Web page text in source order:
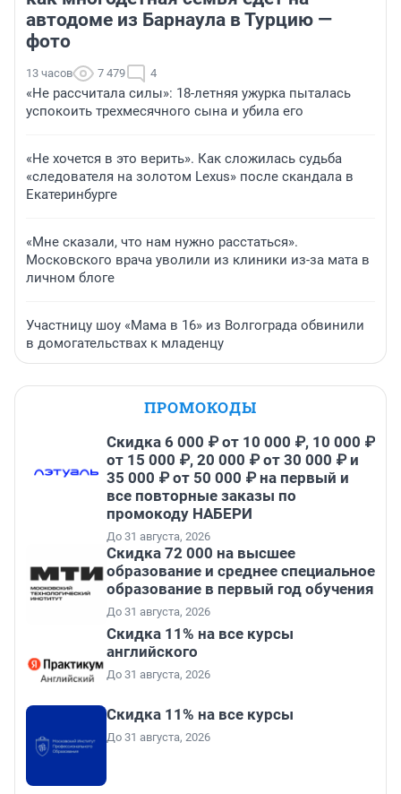
автодоме из Барнаула в Турцию —
фото
13 часов 7 479 4
«Не рассчитала силы»: 18-летняя ужурка пыталась
успокоить трехмесячного сына и убила его
«Не хочется в это верить». Как сложилась судьба
«следователя на золотом Lexus» после скандала в
Екатеринбурге
«Мне сказали, что нам нужно расстаться».
Московского врача уволили из клиники из-за мата в
личном блоге
Участницу шоу «Мама в 16» из Волгограда обвинили
в домогательствах к младенцу
ПРОМОКОДЫ
Скидка 6 000 ₽ от 10 000 ₽, 10 000 ₽
от 15 000 ₽, 20 000 ₽ от 30 000 ₽ и
35 000 ₽ от 50 000 ₽ на первый и
все повторные заказы по
промокоду НАБЕРИ
До 31 августа, 2026
Скидка 72 000 на высшее
образование и среднее специальное
образование в первый год обучения
До 31 августа, 2026
Скидка 11% на все курсы
английского
До 31 августа, 2026
Скидка 11% на все курсы
До 31 августа, 2026